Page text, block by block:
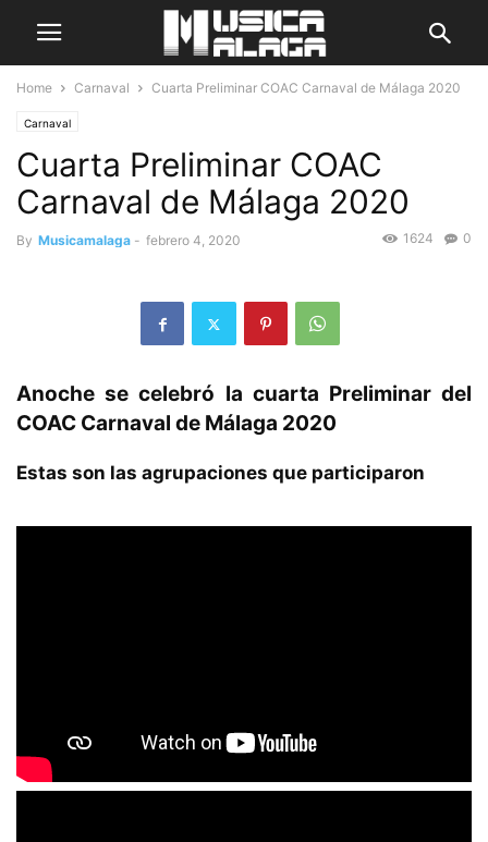
Home Carnaval Cuarta Preliminar COAC Carnaval de Málaga 2020
Carnaval
Cuarta Preliminar COAC
Carnaval de Málaga 2020
By Musicamalaga - febrero 4, 2020 0
1624
Anoche se celebró la cuarta Preliminar del
COAC Carnaval de Málaga 2020
Estas son las agrupaciones que participaron